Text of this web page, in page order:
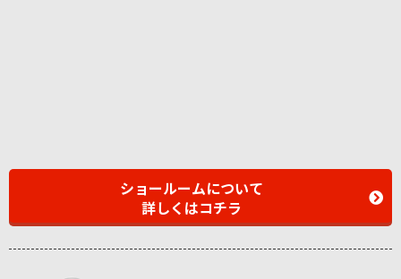
ショールームについて
詳しくはコチラ